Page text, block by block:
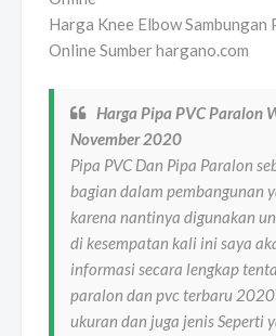
Harga Knee Elbow Sambungan
Online Sumber hargano.com
Harga Pipa PVC Paralon
November 2020
Pipa PVC Dan Pipa Paralon
bagian dalam pembangunan
karena nantinya digunakan
di kesempatan kali ini saya
informasi secara lengkap
paralon dan pvc terbaru
ukuran dan juga jenis Seperti